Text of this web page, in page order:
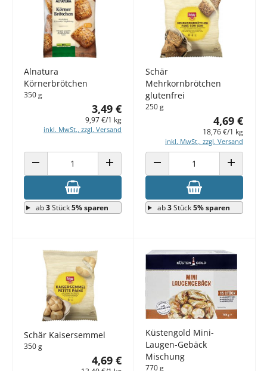
Alnatura
Körnerbrötchen
350 g
3,49 €
9,97 €/1 kg
inkl. MwSt., zzgl. Versand
ANZAHL VERRINGERN ANZAHL ERHÖHEN
ab3Stück5% sparen
Schär
Mehrkornbrötchen
glutenfrei
250 g
4,69 €
18,76 €/1 kg
inkl. MwSt., zzgl. Versand
ANZAHL VERRINGERN ANZAHL
ab3Stück5% sparen
Schär Kaisersemmel
350 g
4,69 €
Küstengold Mini-
Laugen-Gebäck
Mischung
770 g